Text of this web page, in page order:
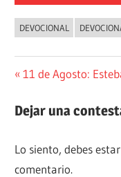
DEVOCIONAL
Navegación
de
Entrada
11 de Agosto:
Dejar una
Lo siento, debes
comentario.